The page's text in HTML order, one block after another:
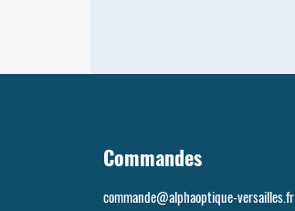
Commandes
commande@alphaoptique-versailles.fr